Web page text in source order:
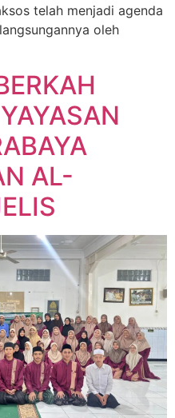
telah menjadi agenda
oleh
AL-